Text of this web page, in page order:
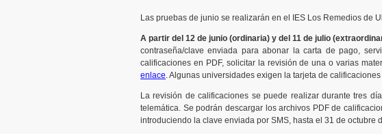
Las pruebas de junio se realizarán en el IES Los Remedios de
A partir del 12 de junio (ordinaria) y del 11 de julio
contraseña/clave enviada para abonar la carta de pago,
calificaciones en PDF, solicitar la revisión de una o varias
enlace. Algunas universidades exigen la tarjeta de
La revisión de calificaciones se puede realizar durante tres
telemática. Se podrán descargar los archivos PDF de
introduciendo la clave enviada por SMS, hasta el 31 de octubre